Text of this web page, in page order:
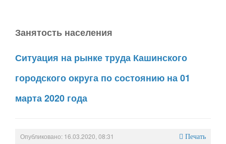
Занятость населения
Ситуация на рынке труда Кашинского
городского округа по состоянию на 01
марта 2020 года
Опубликовано: 16.03.2020, 08:31 Печать